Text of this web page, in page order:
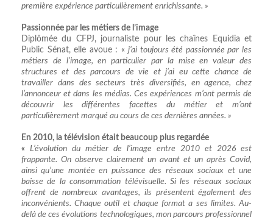
première expérience particulièrement enrichissante. »
Passionnée par les métiers de l’image
Diplômée du CFPJ, journaliste pour les chaînes Equidia et
Public Sénat, elle avoue : «j’ai toujours été passionnée par les
métiers de l’image, en particulier par la mise en valeur des
structures et des parcours de vie et j’ai eu cette chance de
travailler dans des secteurs très diversifiés, en agence, chez
l’annonceur et dans les médias. Ces expériences m’ont permis de
découvrir les différentes facettes du métier et m’ont
particulièrement marqué au cours de ces dernières années. »
En 2010, la télévision était beaucoup plus regardée
« L’évolution du métier de l’image entre 2010 et 2026 est
frappante. On observe clairement un avant et un après Covid,
ainsi qu’une montée en puissance des réseaux sociaux et une
baisse de la consommation télévisuelle. Si les réseaux sociaux
offrent de nombreux avantages, ils présentent également des
inconvénients. Chaque outil et chaque format a ses limites. Au-
delà de ces évolutions technologiques, mon parcours professionnel